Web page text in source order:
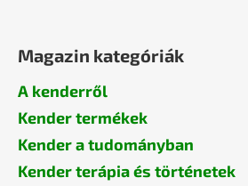
Magazin kategóriák
A kenderről
Kender termékek
Kender a tudományban
Kender terápia és történetek